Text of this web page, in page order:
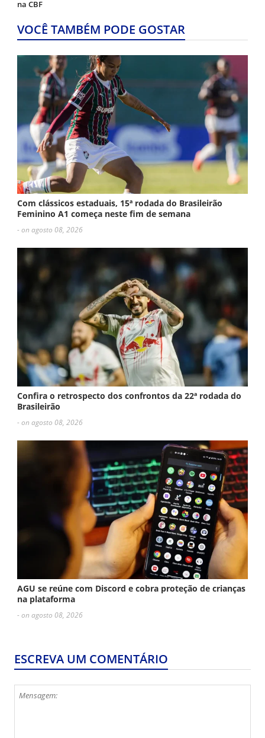
na CBF
VOCÊ TAMBÉM PODE GOSTAR
Com clássicos estaduais, 15ª rodada do Brasileirão
Feminino A1 começa neste fim de semana
- on agosto 08, 2026
Confira o retrospecto dos confrontos da 22ª rodada do
Brasileirão
- on agosto 08, 2026
AGU se reúne com Discord e cobra proteção de crianças
na plataforma
- on agosto 08, 2026
ESCREVA UM COMENTÁRIO